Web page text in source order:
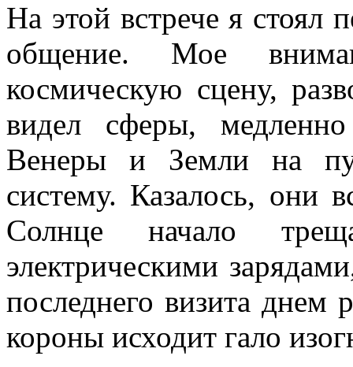
На этой встрече я стоял
общение. Мое
космическую сцену,
видел сферы,
Венеры и Земли на
систему. Казалось, они
Солнце начало
электрическими
последнего визита днем
короны исходит гало